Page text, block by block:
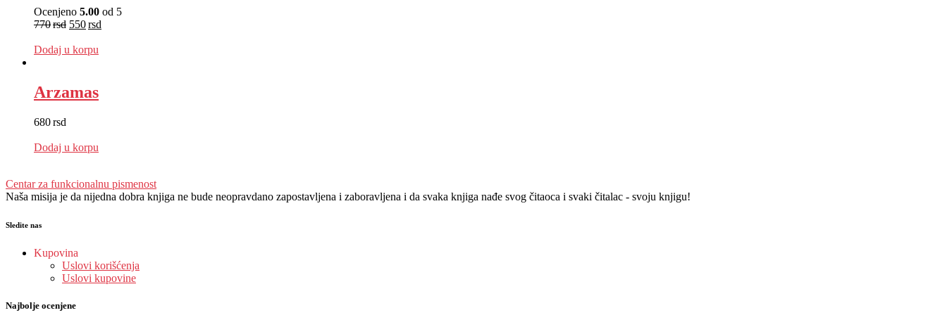
Ocenjeno 5.00 od 5
770rsd 550rsd
Dodaj u korpu
Arzamas
680rsd
Dodaj u korpu
Centar za funkcionalnu pismenost
Naša misija je da nijedna dobra knjiga ne bude neopravdano zapostavljena i zaboravljena i da svaka knjiga nađe svog čitaoca i svaki čitalac - svoju knjigu!
Sledite nas
Kupovina
Uslovi korišćenja
Uslovi kupovine
Najbolje ocenjene